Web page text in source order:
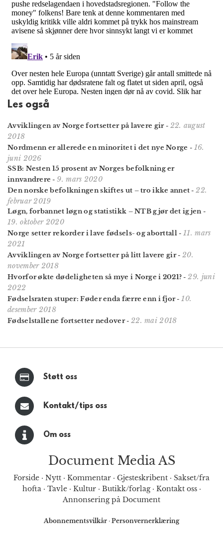
Les også
Avviklingen av Norge fortsetter på lavere gir- 22. august
2018
Nordmenn er allerede en minoritet i det nye Norge - 16.
juni 2026
SSB: Nesten 15 prosent av Norges befolkning er
innvandrere -9. mars 2020
Den norske befolkningen skiftes ut – tro ikke annet -22.
februar 2019
Løgn, forbannet løgn og statistikk – NTB gjør det igjen-
19. oktober 2020
Norge setter rekorder i lave fødsels- og aborttall - 11. mars
2021
Avviklingen av Norge fortsetter på litt lavere gir- 20.
november 2018
Hvorfor økte dødeligheten så mye i Norge i 2021? -29. juni
2022
Fødselsraten stuper: Føder enda færre enn i fjor-10.
desember 2018
Fødselstallene fortsetter nedover- 22. mai 2018
Støtt oss
Kontakt/tips oss
Om oss
Document Media AS
Forside · Nytt · Kommentar · Gjesteskribent · Sakset/fra
hofta· Tavle· Kultur· Butikk/forlag· Kontakt oss·
Annonsering på Document
Abonnementsvilkår · Personvernerklæring